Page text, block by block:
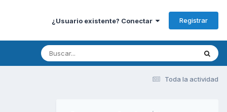
¿Usuario existente? Conectar Registrar
Toda la actividad